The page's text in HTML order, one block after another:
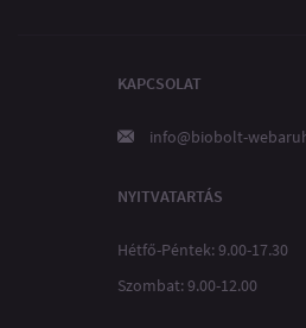
KAPCSOLAT
info@biobolt-
NYITVATARTÁS
Hétfő-Péntek: 9.00-17.30
Szombat: 9.00-12.00